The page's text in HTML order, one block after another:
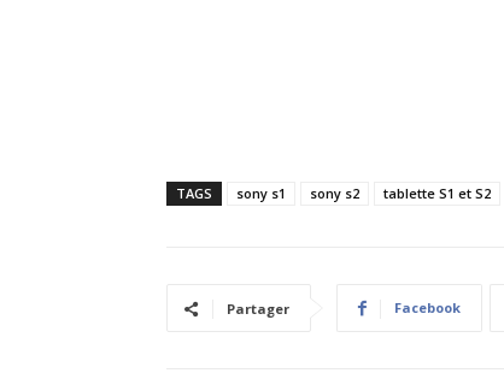
TAGS sony s1 sony s2 tablette S1 et S2
Partager Facebook